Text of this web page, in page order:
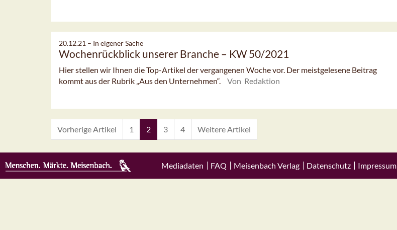
20.12.21 – In eigener Sache
Wochenrückblick unserer Branche – KW 50/2021
Hier stellen wir Ihnen die Top-Artikel der vergangenen Woche vor. Der meistgelesene Beitrag
kommt aus der Rubrik „Aus den Unternehmen“.
Von Redaktion
Vorherige Artikel 1 2 3 4 Weitere Artikel
Mediadaten FAQ Meisenbach Verlag Datenschutz Impressum